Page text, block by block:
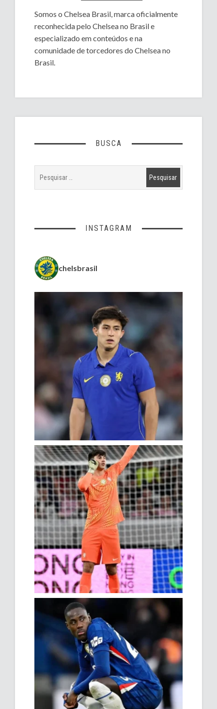
Somos o Chelsea Brasil, marca oficialmente
reconhecida pelo Chelsea no Brasil e
especializado em conteúdos e na
comunidade de torcedores do Chelsea no
Brasil.
BUSCA
INSTAGRAM
chelsbrasil